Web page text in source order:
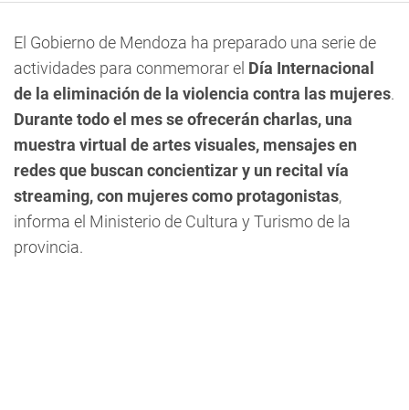
El Gobierno de Mendoza ha preparado una serie de
actividades para conmemorar el Día Internacional
de la eliminación de la violencia contra las mujeres.
Durante todo el mes se ofrecerán charlas, una
muestra virtual de artes visuales, mensajes en
redes que buscan concientizar y un recital vía
streaming, con mujeres como protagonistas,
informa el Ministerio de Cultura y Turismo de la
provincia.